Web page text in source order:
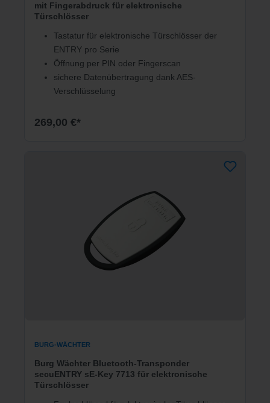
mit Fingerabdruck für elektronische
Türschlösser
Tastatur für elektronische Türschlösser der
ENTRY pro Serie
Öffnung per PIN oder Fingerscan
sichere Datenübertragung dank AES-
Verschlüsselung
269,00 €*
BURG-WÄCHTER
Burg Wächter Bluetooth-Transponder
secuENTRY sE-Key 7713 für elektronische
Türschlösser